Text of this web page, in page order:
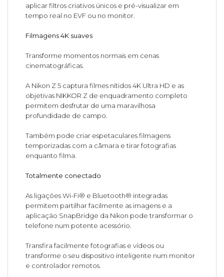
aplicar filtros criativos únicos e pré-visualizar em
tempo real no EVF ou no monitor.
Filmagens 4K suaves
Transforme momentos normais em cenas
cinematográficas.
A Nikon Z 5 captura filmes nítidos 4K Ultra HD e as
objetivas NIKKOR Z de enquadramento completo
permitem desfrutar de uma maravilhosa
profundidade de campo.
Também pode criar espetaculares filmagens
temporizadas com a câmara e tirar fotografias
enquanto filma.
Totalmente conectado
As ligações Wi-Fi® e Bluetooth® integradas
permitem partilhar facilmente as imagens e a
aplicação SnapBridge da Nikon pode transformar o
telefone num potente acessório.
Transfira facilmente fotografias e vídeos ou
transforme o seu dispositivo inteligente num monitor
e controlador remotos.